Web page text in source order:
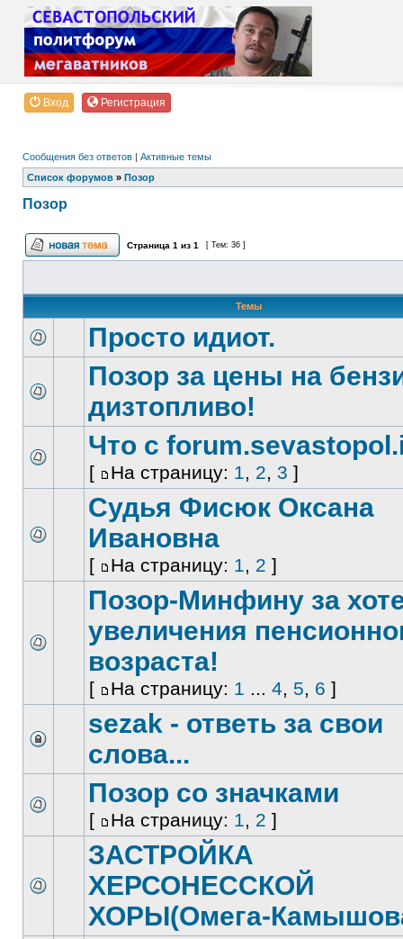
Вход Регистрация
Сообщения без ответов | Активные темы
Список форумов » Позор
Позор
Страница 1 из 1 [ Тем: 36 ]
Темы
Просто идиот.
Позор за цены на
дизтопливо!
Что с
[ На страницу: 1, 2, 3 ]
Судья Фисюк Оксана
Ивановна
[ На страницу: 1, 2 ]
Позор-Минфину за
увеличения
возраста!
[ На страницу: 1 ... 4, 5, 6 ]
sezak - ответь за свои
слова...
Позор со значками
[ На страницу: 1, 2 ]
ЗАСТРОЙКА
ХЕРСОНЕССКОЙ
ХОРЫ(Омега-